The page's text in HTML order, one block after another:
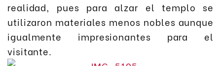
realidad, pues para alzar el templo se
utilizaron materiales menos nobles aunque
igualmente impresionantes para el
visitante.